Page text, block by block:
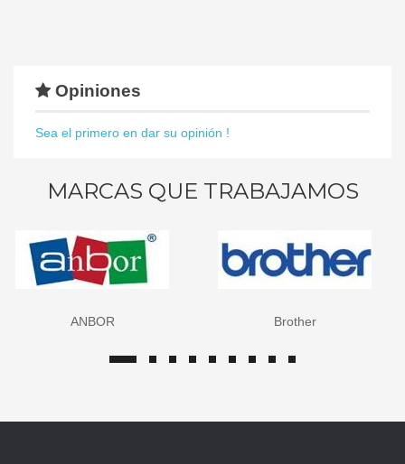
Opiniones
Sea el primero en dar su opinión !
MARCAS QUE TRABAJAMOS
Brother Canon